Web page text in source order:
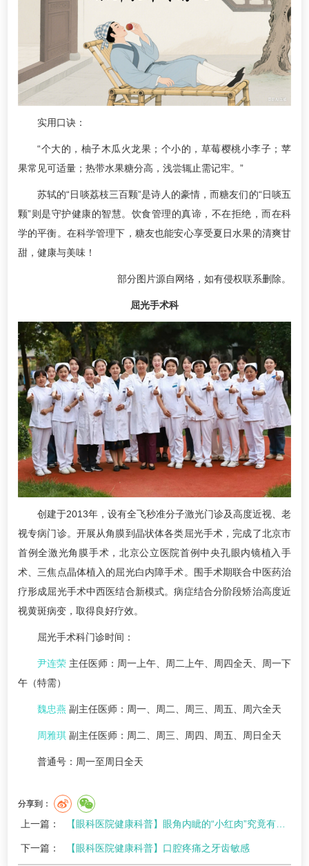
实用口诀：
“个大的，柚子木瓜火龙果；个小的，草莓樱桃小李子；苹
果常见可适量；热带水果糖分高，浅尝辄止需记牢。”
苏轼的“日啖荔枝三百颗”是诗人的豪情，而糖友们的“日啖五
颗”则是守护健康的智慧。饮食管理的真谛，不在拒绝，而在科
学的平衡。在科学管理下，糖友也能安心享受夏日水果的清爽甘
甜，健康与美味！
部分图片源自网络，如有侵权联系删除。
屈光手术科
创建于2013年，设有全飞秒准分子激光门诊及高度近视、老
视专病门诊。开展从角膜到晶状体各类屈光手术，完成了北京市
首例全激光角膜手术，北京公立医院首例中央孔眼内镜植入手
术、三焦点晶体植入的屈光白内障手术。围手术期联合中医药治
疗形成屈光手术中西医结合新模式。病症结合分阶段矫治高度近
视黄斑病变，取得良好疗效。
屈光手术科门诊时间：
尹连荣 主任医师：周一上午、周二上午、周四全天、周一下
午（特需）
魏忠燕 副主任医师：周一、周二、周三、周五、周六全天
周雅琪 副主任医师：周二、周三、周四、周五、周日全天
普通号：周一至周日全天
分享到：
上一篇： 【眼科医院健康科普】眼角内眦的“小红肉”究竟有啥用？
下一篇： 【眼科医院健康科普】口腔疼痛之牙齿敏感